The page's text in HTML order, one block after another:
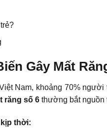
Gây Mất
Nam, khoảng 70%
răng số 6 thường bắt nguồn
thời: